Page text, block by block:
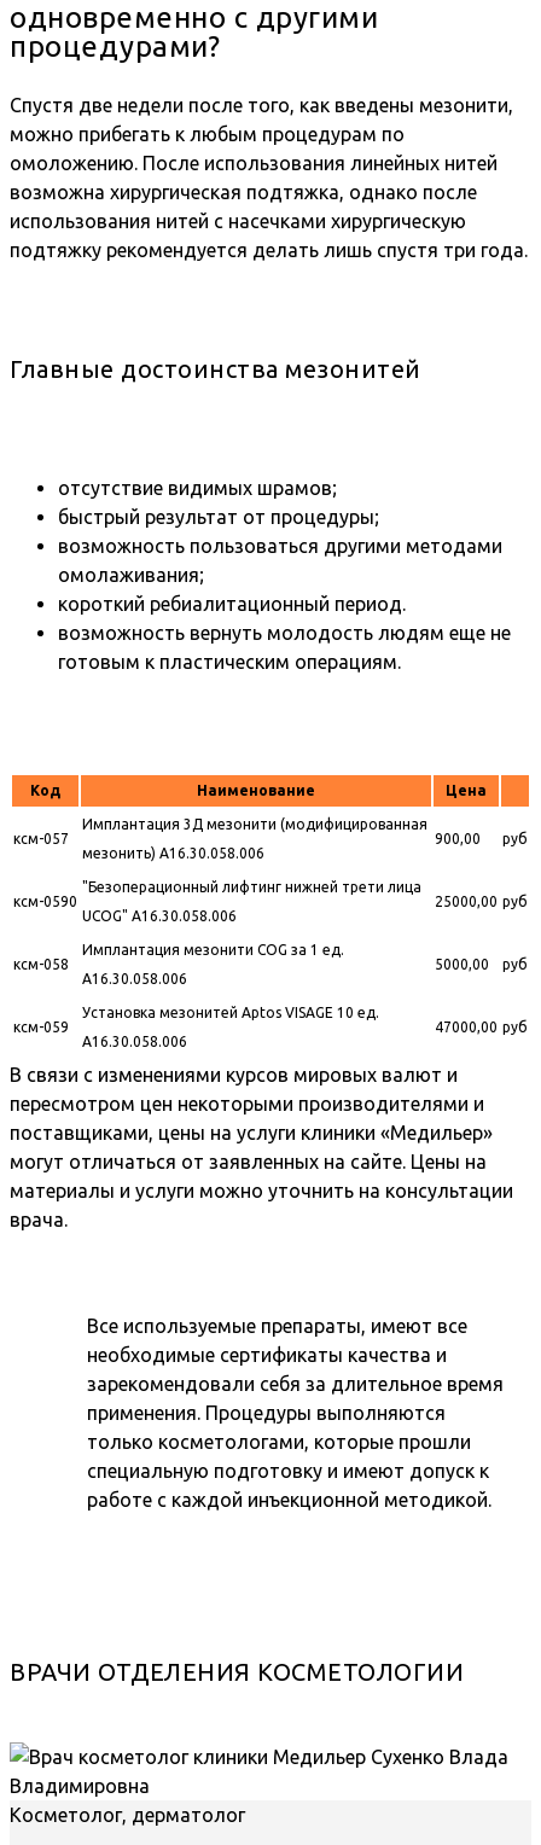
одновременно с другими
процедурами?
Спустя две недели после того, как введены мезонити,
можно прибегать к любым процедурам по
омоложению. После использования линейных нитей
возможна хирургическая подтяжка, однако после
использования нитей с насечками хирургическую
подтяжку рекомендуется делать лишь спустя три года.
Главные достоинства мезонитей
отсутствие видимых шрамов;
быстрый результат от процедуры;
возможность пользоваться другими методами
омолаживания;
короткий ребиалитационный период.
возможность вернуть молодость людям еще не
готовым к пластическим операциям.
Код Наименование Цена
ксм-057
Имплантация 3Д мезонити (модифицированная
мезонить) A16.30.058.006
900,00 руб
ксм-0590
"Безоперационный лифтинг нижней трети лица
UCOG" A16.30.058.006
25000,00 руб
ксм-058
Имплантация мезонити COG за 1 ед.
A16.30.058.006
5000,00 руб
ксм-059
Установка мезонитей Aptos VISAGE 10 ед.
A16.30.058.006
47000,00 руб
В связи с изменениями курсов мировых валют и
пересмотром цен некоторыми производителями и
поставщиками, цены на услуги клиники «Медильер»
могут отличаться от заявленных на сайте. Цены на
материалы и услуги можно уточнить на консультации
врача.
Все используемые препараты, имеют все
необходимые сертификаты качества и
зарекомендовали себя за длительное время
применения. Процедуры выполняются
только косметологами, которые прошли
специальную подготовку и имеют допуск к
работе с каждой инъекционной методикой.
ВРАЧИ ОТДЕЛЕНИЯ КОСМЕТОЛОГИИ
Косметолог, дерматолог